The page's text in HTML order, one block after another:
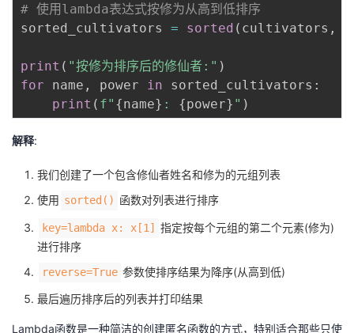
# 使用lambda表达式按修为从高到低排序
sorted_cultivators = sorted ( cultivators ,
print ( "按修为排序后的修仙者:" )
for name , power in sorted_cultivators :
print ( f" {name} : {power} " )
解释:
我们创建了一个包含修仙者姓名和修为的元组列表
使用 sorted() 函数对列表进行排序
key=lambda x: x[1]
指定按每个元组的第二个元素(修为)
进行排序
reverse=True 参数使排序结果为降序(从高到低)
最后遍历排序后的列表并打印结果
Lambda函数是一种简洁的创建匿名函数的方式，特别适合那些只使